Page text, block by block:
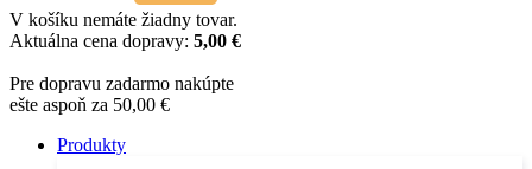
V košíku nemáte žiadny tovar.
Aktuálna cena dopravy: 5,00 €
Pre dopravu zadarmo nakúpte
ešte aspoň za 50,00 €
Produkty